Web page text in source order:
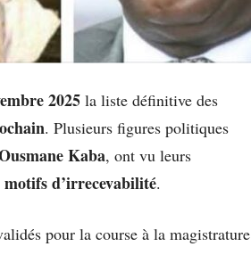
2025 la liste définitive des
. Plusieurs figures politiques
Kaba, ont vu leurs
motifs d’irrecevabilité.
pour la course à la magistrature